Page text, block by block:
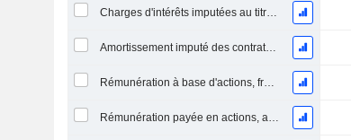
Charges d'intérêts imputées au titre des contrats de location
Amortissement imputé des contrats de location simple
Rémunération à base d'actions, frais généraux et administratifs (total)
Rémunération payée en actions, autres (total)